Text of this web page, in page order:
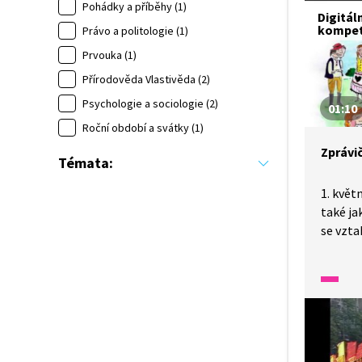
Pohádky a příběhy (1)
Právo a politologie (1)
Prvouka (1)
Přírodověda Vlastivěda (2)
Psychologie a sociologie (2)
Roční období a svátky (1)
Témata:
květen
i
k
01:10
1.
také
se
tradic.
A za
že se